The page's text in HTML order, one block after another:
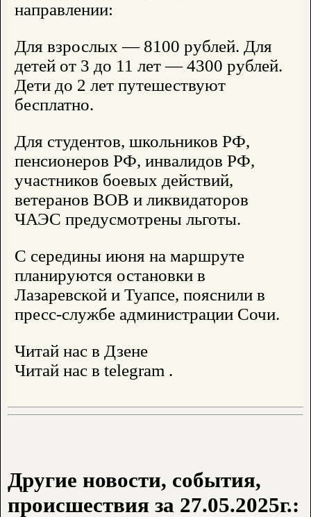
направлении:
Для взрослых — 8100 рублей. Для
детей от 3 до 11 лет — 4300 рублей.
Дети до 2 лет путешествуют
бесплатно.
Для студентов, школьников РФ,
пенсионеров РФ, инвалидов РФ,
участников боевых действий,
ветеранов ВОВ и ликвидаторов
ЧАЭС предусмотрены льготы.
С середины июня на маршруте
планируются остановки в
Лазаревской и Туапсе, пояснили в
пресс-службе администрации Сочи.
Читай нас в Дзене
Читай нас в telegram .
Другие новости, события,
происшествия за 27.05.2025г.: